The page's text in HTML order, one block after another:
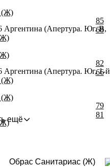
(Ж)
85
68
(Апертура. Юг. B,
(Ж)
82
66
(Апертура. Юг, 1-й
(Ж)
79
81
ещё
Обрас Санитариас (Ж)